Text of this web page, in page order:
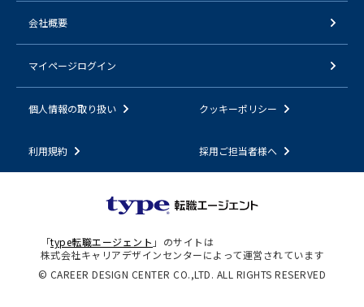
会社概要
マイページログイン
個人情報の取り扱い クッキーポリシー
利用規約 採用ご担当者様へ
「type転職エージェント 」のサイトは
株式会社キャリアデザインセンターによって運営されています
© CAREER DESIGN CENTER CO.,LTD. ALL RIGHTS RESERVED